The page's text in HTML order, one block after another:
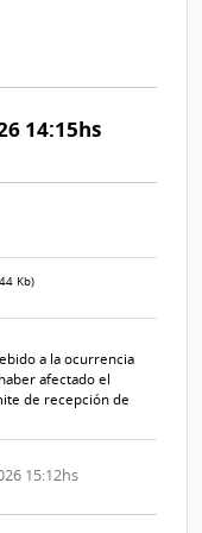
14:15hs
Kb)
a la ocurrencia
afectado el
de recepción de
15:12hs